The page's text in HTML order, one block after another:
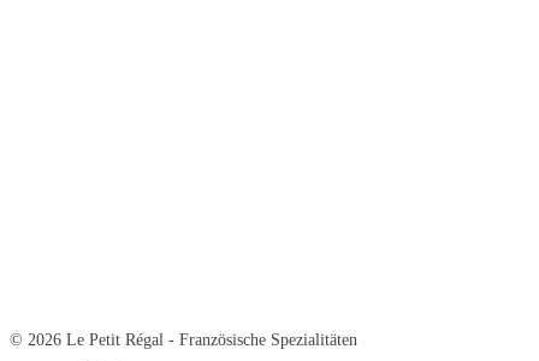
© 2026 Le Petit Régal - Französische Spezialitäten